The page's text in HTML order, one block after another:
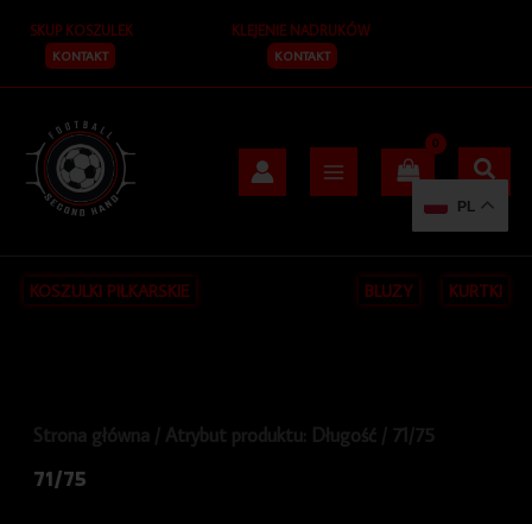
treści
SKUP KOSZULEK
KONTAKT
KLEJENIE NADRUKÓW
KONTAKT
KOSZULKI PIŁKARSKIE BLUZY KURTKI
u
Strona główna / Atrybut produktu: Długość / 71/75
71/75
według
PL